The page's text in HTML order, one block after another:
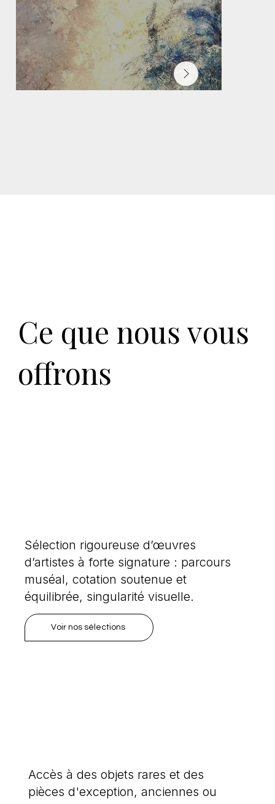
Ce que nous vous
offrons
Sélection rigoureuse d’œuvres
d’artistes à forte signature : parcours
muséal, cotation soutenue et
équilibrée, singularité visuelle.
Voir nos sélections
Accès à des objets rares et des
pièces d'exception, anciennes ou